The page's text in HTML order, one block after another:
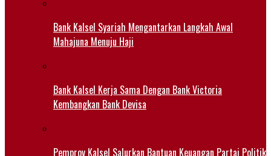
Bank Kalsel Syariah Mengantarkan Langkah Awal
Mahajuna Menuju Haji
Bank Kalsel Kerja Sama Dengan Bank Victoria
Kembangkan Bank Devisa
Pemprov Kalsel Salurkan Bantuan Keuangan Partai Politik